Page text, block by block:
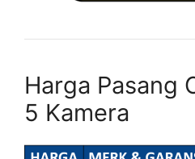
Harga Pasang
5 Kamera